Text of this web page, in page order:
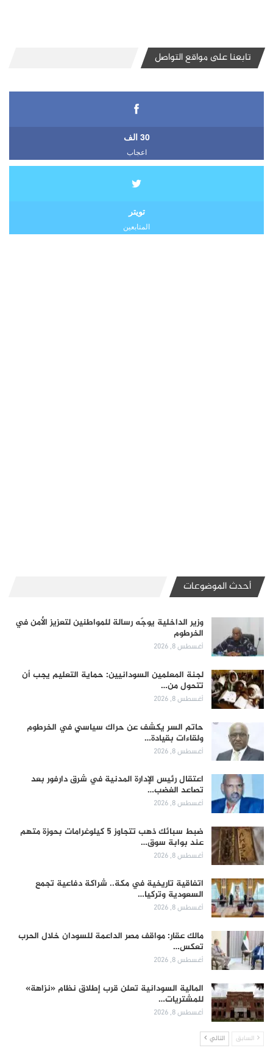
تابعنا على مواقع التواصل
30 الف
اعجاب
تويتر
المتابعين
أحدث الموضوعات
وزير الداخلية يوجّه رسالة للمواطنين لتعزيز الأمن في
الخرطوم
أغسطس 8, 2026
لجنة المعلمين السودانيين: حماية التعليم يجب أن
تتحول من…
أغسطس 8, 2026
حاتم السر يكشف عن حراك سياسي في الخرطوم
ولقاءات بقيادة…
أغسطس 8, 2026
اعتقال رئيس الإدارة المدنية في شرق دارفور بعد
تصاعد الغضب…
أغسطس 8, 2026
ضبط سبائك ذهب تتجاوز 5 كيلوغرامات بحوزة متهم
عند بوابة سوق…
أغسطس 8, 2026
اتفاقية تاريخية في مكة.. شراكة دفاعية تجمع
السعودية وتركيا…
أغسطس 8, 2026
مالك عقار: مواقف مصر الداعمة للسودان خلال الحرب
تعكس…
أغسطس 8, 2026
المالية السودانية تعلن قرب إطلاق نظام «نزاهة»
للمشتريات…
أغسطس 8, 2026
السابق التالي